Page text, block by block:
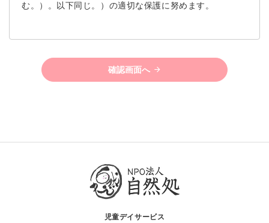
む。）。以下同じ。）の適切な保護に努めます。
1．個人情報の管理
当団体は、当団体の活動・運営に伴って取得した個人情
報を正確な状態に保ち、個人情報への不正アクセス・紛
厳重な管理を行います。
2．個人情報の利用目的
当団体の活動・運営に伴って取得した個人情報は、あら
確認画面へ
児童デイサービス